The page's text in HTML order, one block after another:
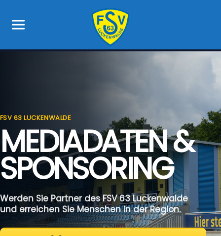
FSV 63 LUCKENWALDE
MEDIADATEN &
SPONSORING
Werden Sie Partner des FSV 63 Luckenwalde
und erreichen Sie Menschen in der Region.